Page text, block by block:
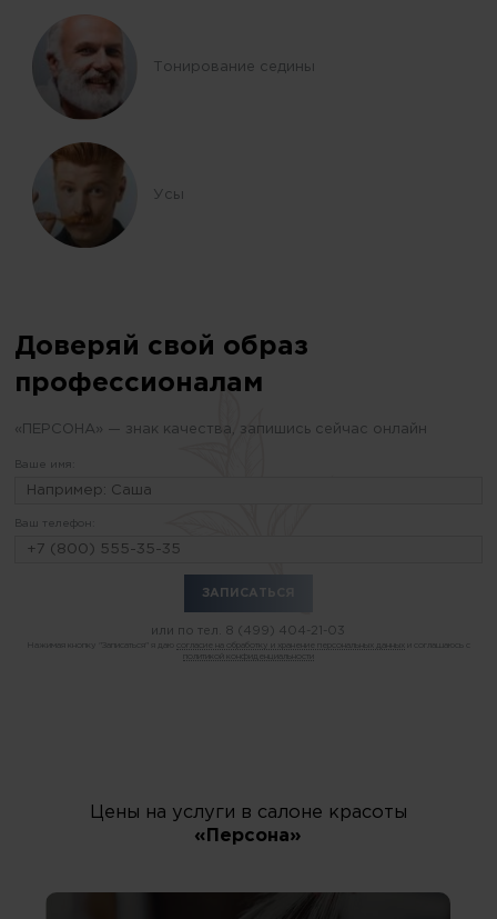
Тонирование седины
Усы
Доверяй свой образ
профессионалам
«ПЕРСОНА» — знак качества, запишись сейчас онлайн
Ваше имя:
Ваш телефон:
или по тел. 8 (499) 404-21-03
Нажимая кнопку "Записаться" я даю согласие на обработку и хранение персональных данных
политикой конфиденциальности
Цены на услуги в салоне красоты
«Персона»